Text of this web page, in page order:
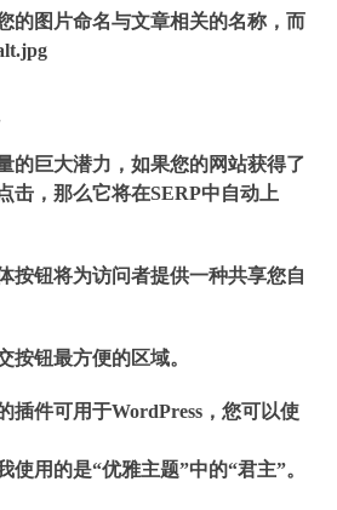
的图片命名与文章相关的名称，而
的巨大潜力，如果您的网站获得了
击，那么它将在SERP中自动上
按钮将为访问者提供一种共享您自
按钮最方便的区域。
插件可用于WordPress，您可以使
使用的是“优雅主题”中的“君主”。